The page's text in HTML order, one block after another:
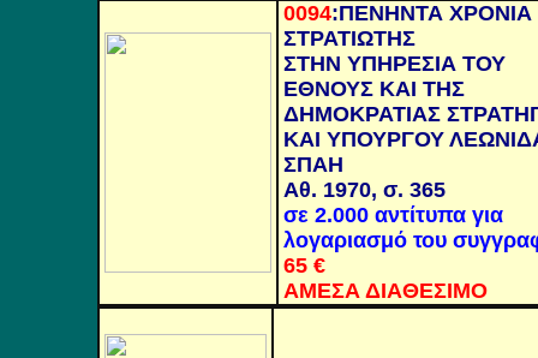
0094:ΠΕΝΗΝΤΑ ΧΡΟΝΙΑ
ΣΤΡΑΤΙΩΤΗΣ
ΣΤΗΝ ΥΠΗΡΕΣΙΑ ΤΟΥ
ΕΘΝΟΥΣ ΚΑΙ ΤΗΣ
ΔΗΜΟΚΡΑΤΙΑΣ
ΚΑΙ ΥΠΟΥΡΓΟΥ
ΣΠΑΗ
Αθ. 1970, σ. 365
σε 2.000 αντίτυπα για
λογαριασμό του
65€
ΑΜΕΣΑ ΔΙΑΘΕΣΙΜΟ